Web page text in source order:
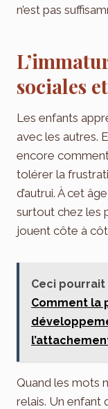
n’est pas
sociales
Les enfants
avec les autres.
encore
tolérer la
d’autrui. À cet
surtout chez les
jouent côte à
Ceci pourrait
Comment la
Quand les mots
relais. Un enfant